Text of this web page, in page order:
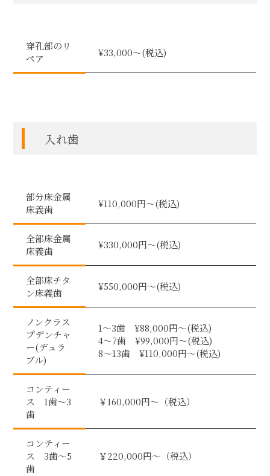
穿孔部のリ
ペア
¥33,000〜(税込)
入れ歯
部分床金属
床義歯
¥110,000円〜(税込)
全部床金属
床義歯
¥330,000円〜(税込)
全部床チタ
ン床義歯
¥550,000円〜(税込)
ノンクラス
プデンチャ
ー(デュラ
ブル)
1〜3歯 ¥88,000円〜(税込)
4〜7歯 ¥99,000円〜(税込)
8〜13歯 ¥110,000円〜(税込)
コンティー
ス 1歯～3
歯
￥160,000円～（税込）
コンティー
ス 3歯〜5
歯
￥220,000円～（税込）